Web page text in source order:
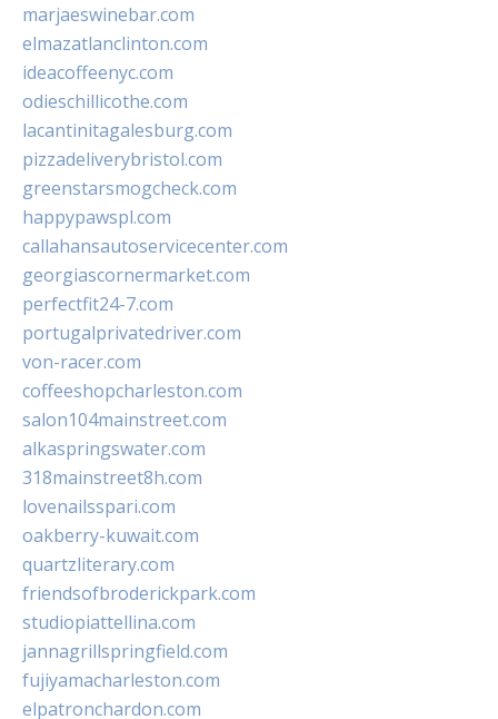
marjaeswinebar.com
elmazatlanclinton.com
ideacoffeenyc.com
odieschillicothe.com
lacantinitagalesburg.com
pizzadeliverybristol.com
greenstarsmogcheck.com
happypawspl.com
callahansautoservicecenter.com
georgiascornermarket.com
perfectfit24-7.com
portugalprivatedriver.com
von-racer.com
coffeeshopcharleston.com
salon104mainstreet.com
alkaspringswater.com
318mainstreet8h.com
lovenailsspari.com
oakberry-kuwait.com
quartzliterary.com
friendsofbroderickpark.com
studiopiattellina.com
jannagrillspringfield.com
fujiyamacharleston.com
elpatronchardon.com